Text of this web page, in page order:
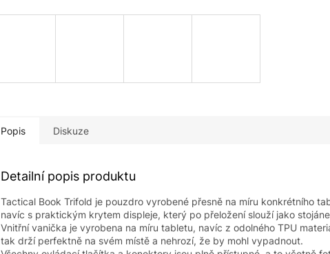
Popis Diskuze
Detailní popis produktu
Tactical Book Trifold je pouzdro vyrobené přesně na míru konkrétního
navíc s praktickým krytem displeje, který po přeložení slouží jako
Vnitřní vanička je vyrobena na míru tabletu, navíc z odolného TPU
tak drží perfektně na svém místě a nehrozí, že by mohl vypadnout.